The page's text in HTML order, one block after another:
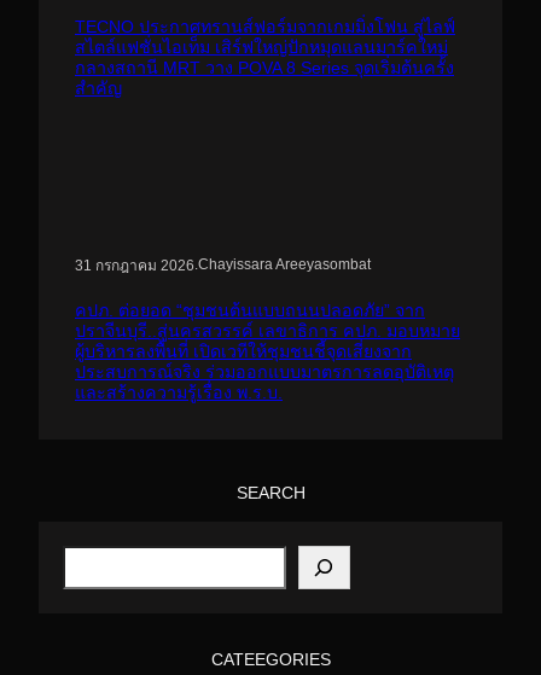
TECNO ประกาศทรานส์ฟอร์มจากเกมมิ่งโฟน สู่ไลฟ์
สไตล์แฟชั่นไอเท็ม เสิร์ฟใหญ่ปักหมุดแลนมาร์คใหม่
กลางสถานี MRT วาง POVA 8 Series จุดเริ่มต้นครั้ง
สำคัญ
31 กรกฎาคม 2026.Chayissara Areeyasombat
คปภ. ต่อยอด “ชุมชนต้นแบบถนนปลอดภัย” จาก
ปราจีนบุรี..สู่นครสวรรค์ เลขาธิการ คปภ. มอบหมาย
ผู้บริหารลงพื้นที่ เปิดเวทีให้ชุมชนชี้จุดเสี่ยงจาก
ประสบการณ์จริง ร่วมออกแบบมาตรการลดอุบัติเหตุ
และสร้างความรู้เรื่อง พ.ร.บ.
SEARCH
S
a
CATEEGORIES